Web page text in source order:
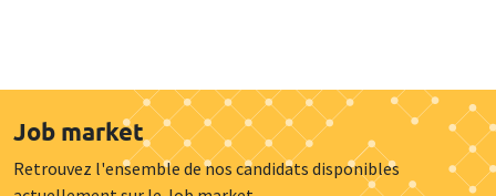
Job market
Retrouvez l'ensemble de nos candidats disponibles